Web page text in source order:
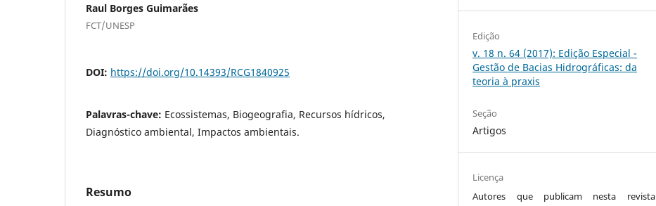
Raul Borges Guimarães
FCT/UNESP
DOI: https://doi.org/10.14393/RCG1840925
Palavras-chave: Ecossistemas, Biogeografia, Recursos hídricos,
Diagnóstico ambiental, Impactos ambientais.
Resumo
Edição
v. 18 n. 64 (2017): Edição Especial -
Gestão de Bacias Hidrográficas: da
teoria à praxis
Seção
Artigos
Licença
Autores que publicam nesta revista